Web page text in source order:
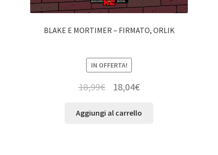
BLAKE E MORTIMER – FIRMATO, ORLIK
IN OFFERTA!
18,99€ 18,04€
Aggiungi al carrello